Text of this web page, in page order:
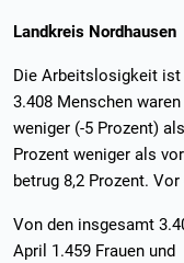
Landkreis Nordhausen
Die Arbeitslosigkeit ist
3.408 Menschen
weniger (-5 Prozent)
Prozent weniger als
betrug 8,2 Prozent.
Von den insgesamt
April 1.459 Frauen und